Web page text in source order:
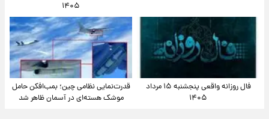
۱۴۰۵
فال روزانه واقعی پنجشنبه ۱۵ مرداد
۱۴۰۵
قدرت‌نمایی نظامی چین؛ بمب‌افکن حامل
موشک هسته‌ای در آسمان ظاهر شد